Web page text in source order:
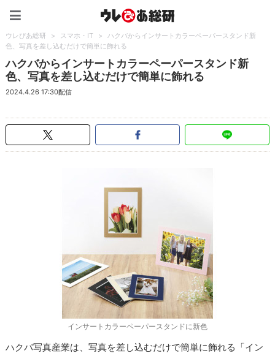
ウレぴあ総研 > スマホ・IT >
ハクバからインサートカラーペーパースタンド新
色、写真を差し込むだけで簡単に飾れる
ハクバからインサートカラーペーパースタンド新
色、写真を差し込むだけで簡単に飾れる
2024.4.26 17:30配信
インサートカラーペーパースタンドに新色
ハクバ写真産業は、写真を差し込むだけで簡単に飾れる「イン